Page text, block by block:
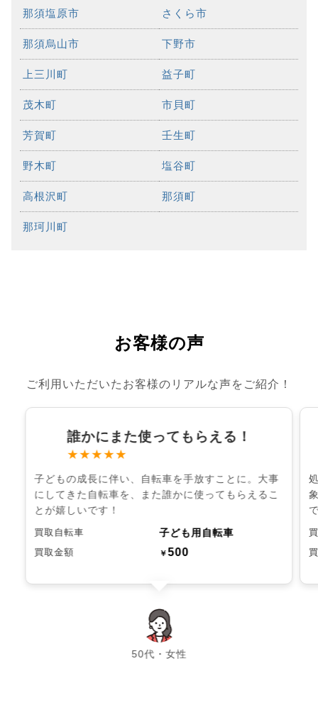
那須塩原市 さくら市
那須烏山市 下野市
上三川町 益子町
茂木町 市貝町
芳賀町 壬生町
野木町 塩谷町
高根沢町 那須町
那珂川町
お客様の声
ご利用いただいたお客様のリアルな声をご紹介！
誰かにまた使ってもらえる！
★★★★★
子どもの成長に伴い、自転車を手放すことに。大事
にしてきた自転車を、また誰かに使ってもらえるこ
とが嬉しいです！
買取自転車 子ども用自転車
買取金額 ￥500
50代・女性
chevron_left chevron_right